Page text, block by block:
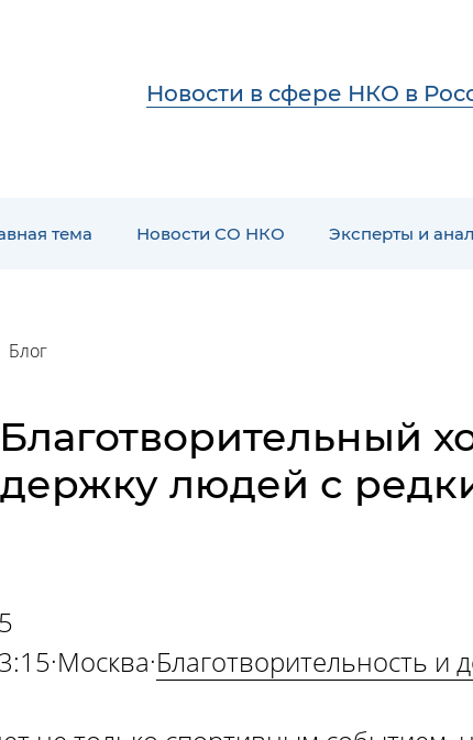
Новости в сфере НКО в
тема Новости СО НКО Эксперты и
Блог
Благотворительный
людей с
Благотвори­тель­ность и